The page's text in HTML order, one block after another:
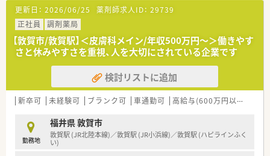
更新日： 2026/06/25 薬剤師求人ID： 29739
正社員
調剤薬局
【敦賀市/敦賀駅】＜皮膚科メイン/年収500万円～＞働きやす
さと休みやすさを重視、人を大切にされている企業です
検討リストに追加
新卒可 未経験可 ブランク可 車通勤可 高給与(600万円以上)
勤務地
福井県 敦賀市
敦賀駅 (JR北陸本線)／敦賀駅 (JR小浜線)／敦賀駅 (ハピラインふく
い)